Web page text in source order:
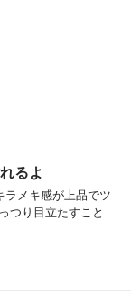
るよ
ラメキ感が上品でツ
つり目立たすこと